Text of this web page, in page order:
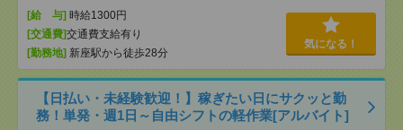
[給 与] 時給1300円
[交通費]交通費支給有り
[勤務地] 新座駅から徒歩28分
気になる！
【日払い・未経験歓迎！】稼ぎたい日にサクッと勤
務！単発・週1日～自由シフトの軽作業[アルバイト]